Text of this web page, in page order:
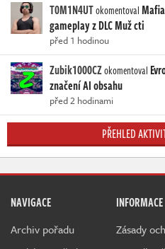
T0M1N4UTokomentoval
gameplay z DLC Muž cti
před 1 hodinou
Zubik1000CZokomentoval
značení AI obsahu
před 2 hodinami
PŘEHLED
NAVIGACE
Archiv pořadu
INFORMACE
Zásady